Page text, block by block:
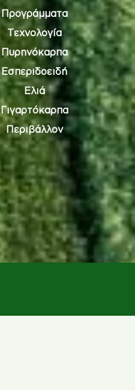
Προγράμματα
Τεχνολογία
Πυρηνόκαρπα
Εσπεριδοειδή
Ελιά
Γιγαρτόκαρπα
Περιβάλλον